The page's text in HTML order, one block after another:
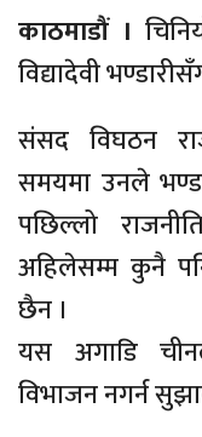
काठमाडौं ।
विद्यादेवी
संसद विघठन
समयमा उनले
पछिल्लो
अहिलेसम्म कुनै
छैन ।
यस अगाडि
विभाजन नगर्न